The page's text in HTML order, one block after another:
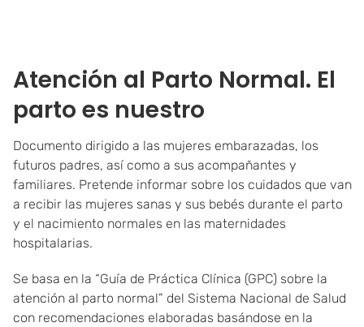
Atención al Parto Normal. El
parto es nuestro
Documento dirigido a las mujeres embarazadas, los
futuros padres, así como a sus acompañantes y
familiares. Pretende informar sobre los cuidados que van
a recibir las mujeres sanas y sus bebés durante el parto
y el nacimiento normales en las maternidades
hospitalarias.
Se basa en la “Guía de Práctica Clínica (GPC) sobre la
atención al parto normal” del Sistema Nacional de Salud
con recomendaciones elaboradas basándose en la